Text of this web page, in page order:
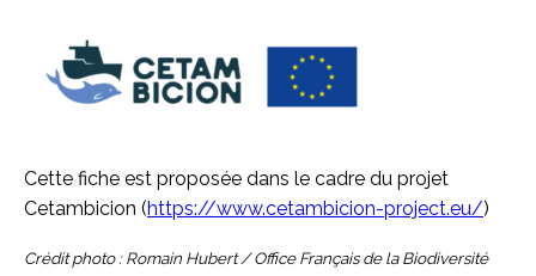
Cette fiche est proposée dans le cadre du projet
Cetambicion (https://www.cetambicion-project.eu/)
Crédit photo : Romain Hubert / Office Français de la Biodiversité